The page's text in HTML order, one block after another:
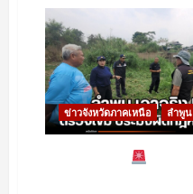
คา
หนัง
คา
เขา!
ขบวนการ
ลักไก่
ปั่น
ราคา
ค่า
ที่ดิน
เชียงดาว
ข่าวจังหวัดภาคเหนือ ลำพูน